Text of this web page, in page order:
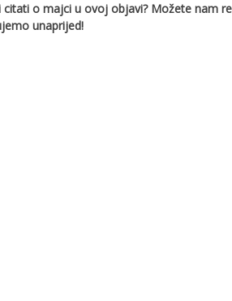
o majci u ovoj objavi? Možete nam
unaprijed!